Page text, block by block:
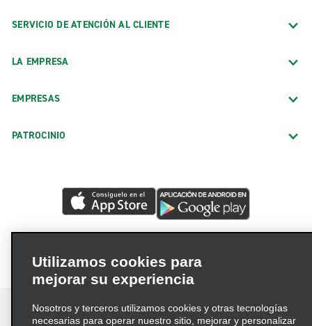
SERVICIO DE ATENCIÓN AL CLIENTE
LA EMPRESA
EMPRESAS
PATROCINIO
Utilizamos cookies para
mejorar su experiencia
Nosotros y terceros utilizamos cookies y otras tecnologías
necesarias para operar nuestro sitio, mejorar y personalizar